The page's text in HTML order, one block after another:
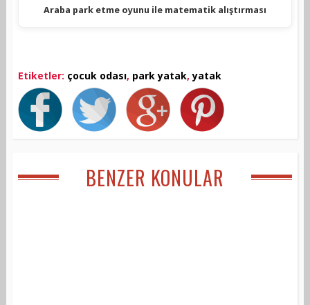
Araba park etme oyunu ile matematik alıştırması
Etiketler: çocuk odası, park yatak,yatak
BENZER KONULAR